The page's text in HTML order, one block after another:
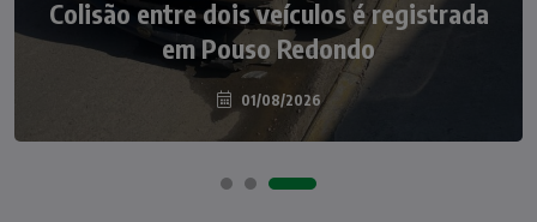
Colisão entre dois veículos é registrada
em Pouso Redondo
01/08/2026
atropelados na BR-470 em Pouso
Redondo
04/08/2026